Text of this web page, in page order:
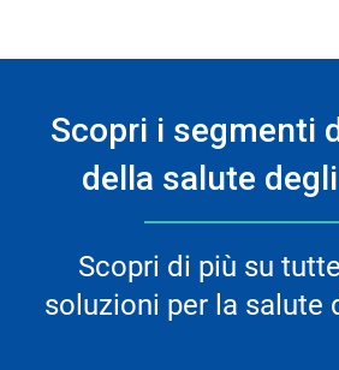
Scopri i segmenti
della salute
Scopri di più su
soluzioni per la salute